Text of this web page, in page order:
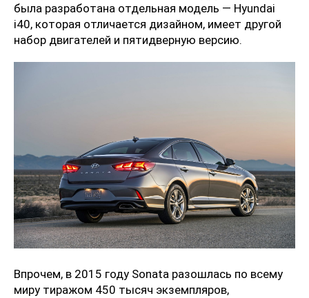
была разработана отдельная модель — Hyundai
i40, которая отличается дизайном, имеет другой
набор двигателей и пятидверную версию.
Впрочем, в 2015 году Sonata разошлась по всему
миру тиражом 450 тысяч экземпляров,